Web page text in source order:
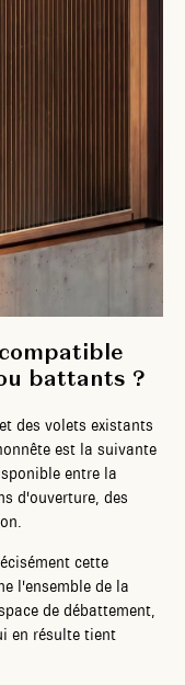
battants ?
des volets existants
est la suivante
entre la
d'ouverture, des
cette
l'ensemble de la
de débattement,
en résulte tient